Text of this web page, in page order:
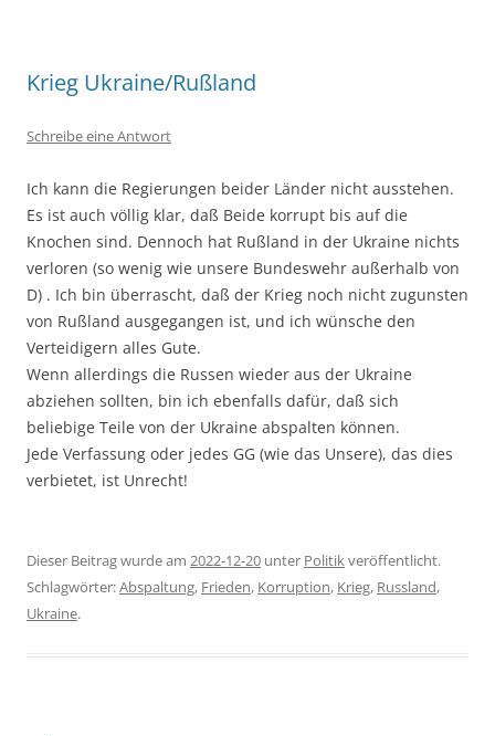
Krieg Ukraine/Rußland
Schreibe eine Antwort
Ich kann die Regierungen beider Länder nicht ausstehen.
Es ist auch völlig klar, daß Beide korrupt bis auf die
Knochen sind. Dennoch hat Rußland in der Ukraine nichts
verloren (so wenig wie unsere Bundeswehr außerhalb von
D) . Ich bin überrascht, daß der Krieg noch nicht zugunsten
von Rußland ausgegangen ist, und ich wünsche den
Verteidigern alles Gute.
Wenn allerdings die Russen wieder aus der Ukraine
abziehen sollten, bin ich ebenfalls dafür, daß sich
beliebige Teile von der Ukraine abspalten können.
Jede Verfassung oder jedes GG (wie das Unsere), das dies
verbietet, ist Unrecht!
Dieser Beitrag wurde am 2022-12-20 unter Politikveröffentlicht.
Schlagwörter:Abspaltung, Frieden, Korruption, Krieg, Russland,
Ukraine.